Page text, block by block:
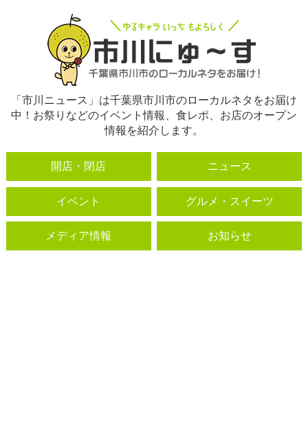
「市川ニュース」は千葉県市川市のローカルネタをお届け
中！お祭りなどのイベント情報、食レポ、お店のオープン
情報を紹介します。
開店・閉店 ニュース
イベント グルメ・スイーツ
メディア情報 お知らせ